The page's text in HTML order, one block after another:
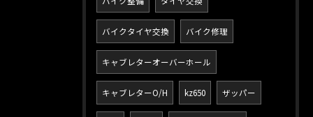
バイクタイヤ交換 バイク修理
キャブレターオーバーホール
キャブレターO/H kz650 ザッパー